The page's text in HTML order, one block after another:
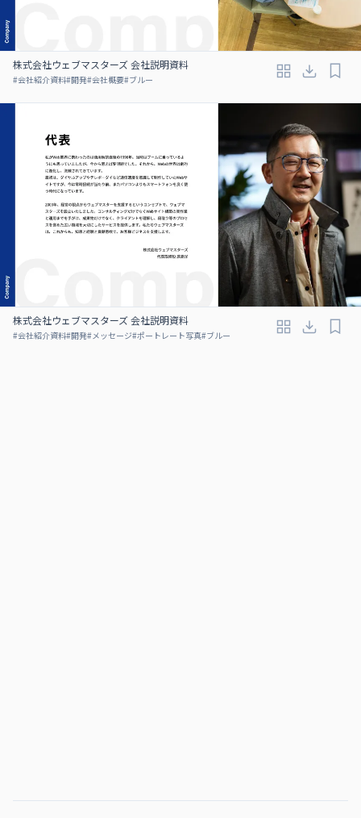
株式会社ウェブマスターズ 会社説明資料
#会社紹介資料#開発#会社概要#ブルー
株式会社ウェブマスターズ 会社説明資料
#会社紹介資料#開発#メッセージ#ポートレート写真#ブルー